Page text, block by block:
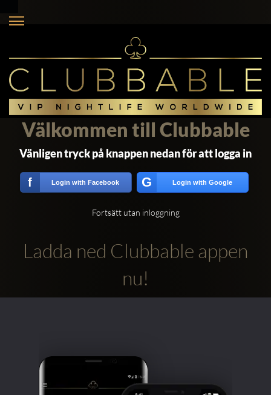
Välkommen till Clubbable
Vänligen tryck på knappen nedan för att logga in
f Login with Facebook G Login with Google
Fortsätt utan inloggning
Ladda ned Clubbable appen
nu!